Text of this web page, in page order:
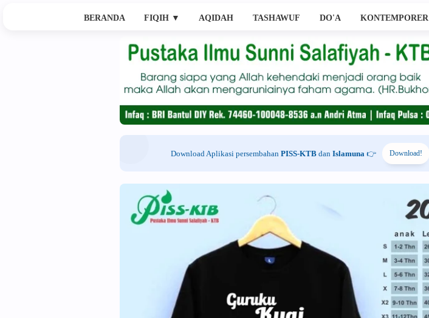
BERANDA FIQIH ▼ AQIDAH TASHAWUF DO'A KONTEMPORER
Download Aplikasi persembahan PISS-KTBdan Islamuna 👉 Download!